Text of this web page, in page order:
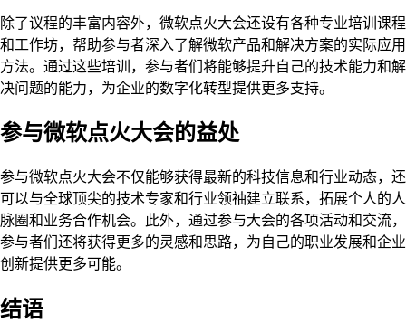
除了议程的丰富内容外，微软点火大会还设有各种专业培训课程
和工作坊，帮助参与者深入了解微软产品和解决方案的实际应用
方法。通过这些培训，参与者们将能够提升自己的技术能力和解
决问题的能力，为企业的数字化转型提供更多支持。
参与微软点火大会的益处
参与微软点火大会不仅能够获得最新的科技信息和行业动态，还
可以与全球顶尖的技术专家和行业领袖建立联系，拓展个人的人
脉圈和业务合作机会。此外，通过参与大会的各项活动和交流，
参与者们还将获得更多的灵感和思路，为自己的职业发展和企业
创新提供更多可能。
结语